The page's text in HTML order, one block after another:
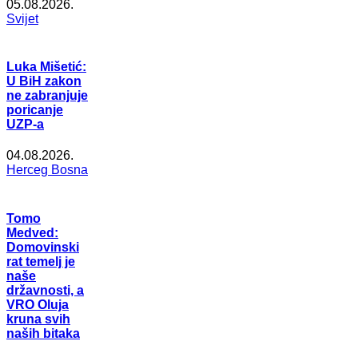
05.08.2026.
Svijet
Luka Mišetić:
U BiH zakon
ne zabranjuje
poricanje
UZP-a
04.08.2026.
Herceg Bosna
Tomo
Medved:
Domovinski
rat temelj je
naše
državnosti, a
VRO Oluja
kruna svih
naših bitaka